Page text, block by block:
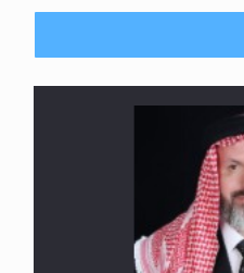
طلاب من مدرسة الحفظ